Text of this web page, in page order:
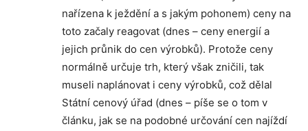
nařízena k ježdění a s jakým pohonem) ceny na
toto začaly reagovat (dnes – ceny energií a
jejich průnik do cen výrobků). Protože ceny
normálně určuje trh, který však zničili, tak
museli naplánovat i ceny výrobků, což dělal
Státní cenový úřad (dnes – píše se o tom v
článku, jak se na podobné určování cen najíždí